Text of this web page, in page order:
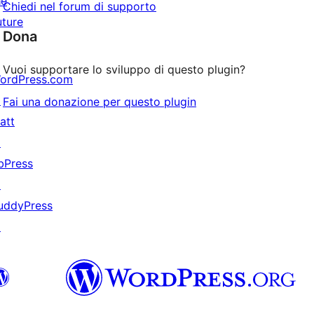
Chiedi nel forum di supporto
Dona
Vuoi supportare lo sviluppo di questo plugin?
Fai una donazione per questo plugin